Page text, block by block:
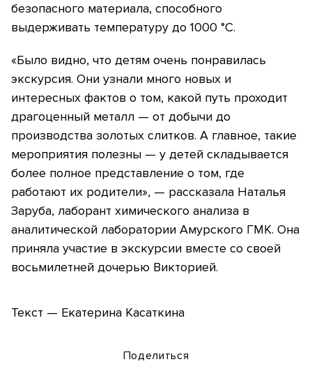
безопасного материала, способного
выдерживать температуру до 1000 °C.
«Было видно, что детям очень понравилась
экскурсия. Они узнали много новых и
интересных фактов о том, какой путь проходит
драгоценный металл — от добычи до
производства золотых слитков. А главное, такие
мероприятия полезны — у детей складывается
более полное представление о том, где
работают их родители», — рассказала Наталья
Заруба, лаборант химического анализа в
аналитической лаборатории Амурского ГМК. Она
приняла участие в экскурсии вместе со своей
восьмилетней дочерью Викторией.
Текст — Екатерина Касаткина
Поделиться